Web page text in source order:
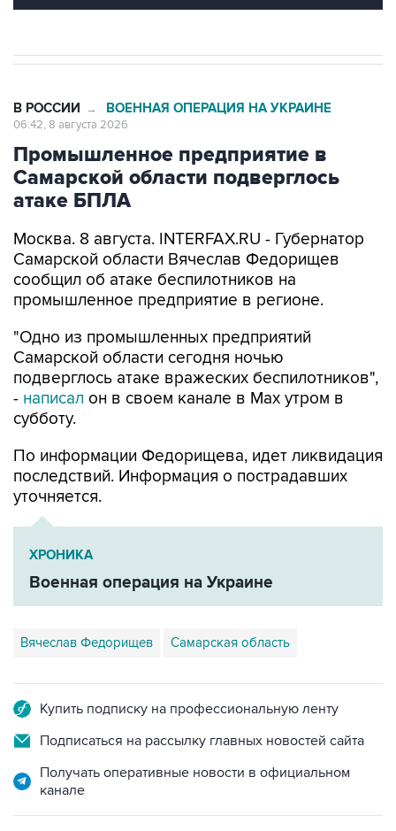
В РОССИИ → ВОЕННАЯ ОПЕРАЦИЯ НА УКРАИНЕ
06:42, 8 августа 2026
Промышленное предприятие в
Самарской области подверглось
атаке БПЛА
Москва. 8 августа. INTERFAX.RU - Губернатор
Самарской области Вячеслав Федорищев
сообщил об атаке беспилотников на
промышленное предприятие в регионе.
"Одно из промышленных предприятий
Самарской области сегодня ночью
подверглось атаке вражеских беспилотников",
- написал он в своем канале в Max утром в
субботу.
По информации Федорищева, идет ликвидация
последствий. Информация о пострадавших
уточняется.
ХРОНИКА
Военная операция на Украине
Вячеслав Федорищев Самарская область
Купить подписку на профессиональную ленту
Подписаться на рассылку главных новостей сайта
Получать оперативные новости в официальном
канале